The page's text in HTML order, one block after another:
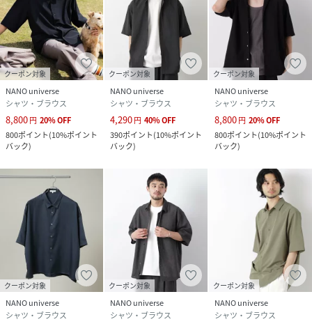
※サンプルにて撮影、採寸を行う為、実際にお届けする商品
と仕様やサイズが異なる場合がございます。予約時は生産の
都合上、お届け予定時期が前後する場合もございますので、
予めご了承下さい。
※光の当たり具合や撮影環境により色味が異なる場合がござ
います。正しい色味はスタジオ画像の色味をご参照くださ
い。
◆お気に入り登録でアイテム情報をゲット◆
気になるアイテムをお気に入り登録して、あなただけの欲し
いものリストを作成！
いち早く特典情報をゲットして、お買い物をよりお楽しみく
ださい。
【ブラック/ブラウン/パターン1】model: 181cm B:75
W:73 H:90 着用サイズ: LARGE 【サックス/ホワイト】
model: 180cm B:89 W:70 H:91 着用サイズ: LA
性別タイプ メンズ
クーポン対象
NANO universe
シャツ・ブラウス
8,800円 20%OFF
800ポイント(10%ポイント
バック)
クーポン対象
NANO universe
シャツ・ブラウス
4,290円 40%OFF
390ポイント(10%ポイント
バック)
クーポン対象
NANO universe
シャツ・ブラウス
8,800円 20%OFF
800ポイント(10%ポイント
バック)
クーポン対象
NANO universe
シャツ・ブラウス
クーポン対象
NANO universe
シャツ・ブラウス
クーポン対象
NANO universe
シャツ・ブラウス